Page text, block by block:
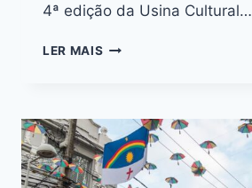
4ª edição da Usina Cultural…
LER MAIS